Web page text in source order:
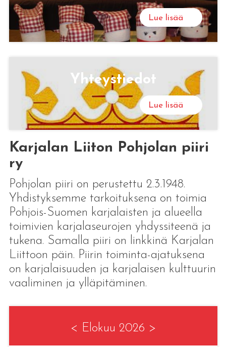
Lue lisää
Yh­teys­tie­dot
Lue lisää
Karjalan Liiton Pohjolan piiri
ry
Pohjolan piiri on perustettu 2.3.1948.
Yhdistyksemme tarkoituksena on toimia
Pohjois-Suomen karjalaisten ja alueella
toimivien karjalaseurojen yhdyssiteenä ja
tukena. Samalla piiri on linkkinä Karjalan
Liittoon päin. Piirin toiminta-ajatuksena
on karjalaisuuden ja karjalaisen kulttuurin
vaaliminen ja ylläpitäminen.
< Elokuu 2026 >